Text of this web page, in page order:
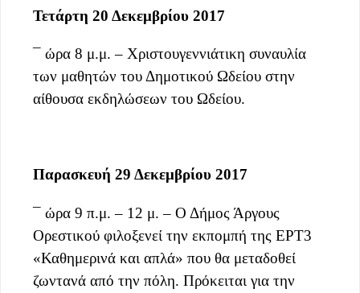
Τετάρτη 20 Δεκεμβρίου 2017
¯ ώρα 8 μ.μ. – Χριστουγεννιάτικη συναυλία
των μαθητών του Δημοτικού Ωδείου στην
αίθουσα εκδηλώσεων του Ωδείου.
Παρασκευή 29 Δεκεμβρίου 2017
¯ ώρα 9 π.μ. – 12 μ. – Ο Δήμος Άργους
Ορεστικού φιλοξενεί την εκπομπή της ΕΡΤ3
«Καθημερινά και απλά» που θα μεταδοθεί
ζωντανά από την πόλη. Πρόκειται για την